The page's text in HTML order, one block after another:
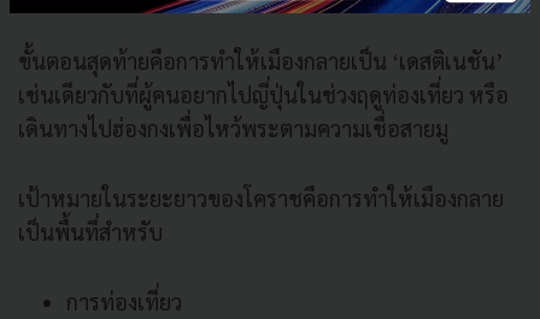
ขั้นตอนสุดท้ายคือการทำให้เมืองกลายเป็น ‘เดสติเนชัน’
เช่นเดียวกับที่ผู้คนอยากไปญี่ปุ่นในช่วงฤดูท่องเที่ยว หรือ
เดินทางไปฮ่องกงเพื่อไหว้พระตามความเชื่อสายมู
เป้าหมายในระยะยาวของโคราชคือการทำให้เมืองกลาย
เป็นพื้นที่สำหรับ
การท่องเที่ยว